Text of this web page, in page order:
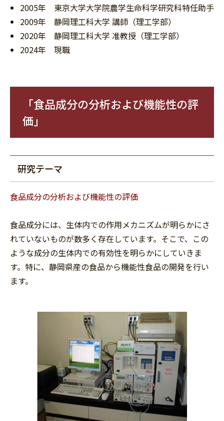
2005年 東京大学大学院農学生命科学研究科特任助手
2009年 静岡理工科大学 講師（理工学部）
2020年 静岡理工科大学 准教授（理工学部）
2024年 現職
「食品成分の分析および機能性の評
価」
研究テーマ
食品成分の分析および機能性の評価
食品成分には、生体内での作用メカニズムが明らかにさ
れていないものが数多く存在しています。そこで、この
ような成分の生体内での有効性を明らかにしていきま
す。特に、静岡県産の食品から機能性食品の開発を行い
ます。